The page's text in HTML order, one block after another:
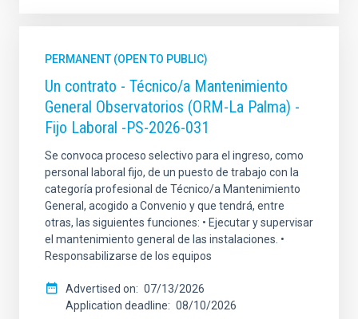
PERMANENT (OPEN TO PUBLIC)
Un contrato - Técnico/a Mantenimiento
General Observatorios (ORM-La Palma) -
Fijo Laboral -PS-2026-031
Se convoca proceso selectivo para el ingreso, como
personal laboral fijo, de un puesto de trabajo con la
categoría profesional de Técnico/a Mantenimiento
General, acogido a Convenio y que tendrá, entre
otras, las siguientes funciones: • Ejecutar y supervisar
el mantenimiento general de las instalaciones. •
Responsabilizarse de los equipos
Advertised on
07/13/2026
Application deadline
08/10/2026